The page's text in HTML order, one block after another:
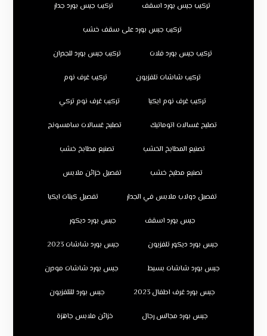
تركيب جبس بورد اسقف تركيب جبس بورد جدار
تركيب جبس بورد على سقف خشب
تركيب جبس بورد فلات تركيب جبس بورد للجدران
تركيب شاشات تلفزيون تركيب غرف نوم
تركيب غرف نوم ايكيا تركيب غرف نوم تركي
تصليح غسالات اتوماتيك تصليح غسالات سامسونج
تصنيع المطابخ الخشب تصنيع مطابخ خشب
تصنيع مطبخ خشب تفصيل خزائن ملابس
تفصيل دولاب ملابس في الجدار تفصيل كبتات ايكيا
جبس بورد اسقف جبس بورد ديكور
جبس بورد ديكور تلفزيون جبس بورد شاشات 2023
جبس بورد شاشات بسيط جبس بورد شاشات مودرن
جبس بورد غرف اطفال 2023 جبس بورد للتلفزيون
جبس بورد مجالس رجال خزائن ملابس جاهزة